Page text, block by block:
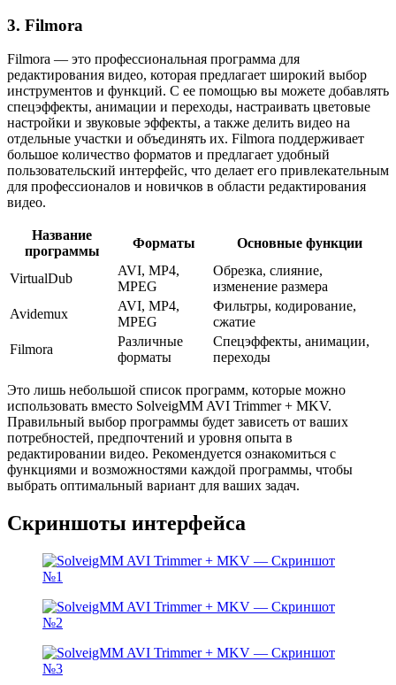
3. Filmora
Filmora — это профессиональная программа для
редактирования видео, которая предлагает широкий выбор
инструментов и функций. С ее помощью вы можете добавлять
спецэффекты, анимации и переходы, настраивать цветовые
настройки и звуковые эффекты, а также делить видео на
отдельные участки и объединять их. Filmora поддерживает
большое количество форматов и предлагает удобный
пользовательский интерфейс, что делает его привлекательным
для профессионалов и новичков в области редактирования
видео.
Название
программы
Форматы Основные функции
VirtualDub
AVI, MP4,
MPEG
Обрезка, слияние,
изменение размера
Avidemux
AVI, MP4,
MPEG
Фильтры, кодирование,
сжатие
Filmora
Различные
форматы
Спецэффекты, анимации,
переходы
Это лишь небольшой список программ, которые можно
использовать вместо SolveigMM AVI Trimmer + MKV.
Правильный выбор программы будет зависеть от ваших
потребностей, предпочтений и уровня опыта в
редактировании видео. Рекомендуется ознакомиться с
функциями и возможностями каждой программы, чтобы
выбрать оптимальный вариант для ваших задач.
Скриншоты интерфейса